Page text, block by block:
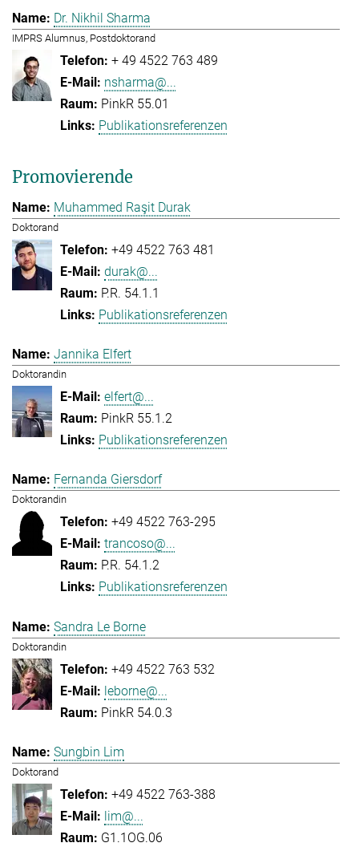
Dr. Nikhil Sharma
IMPRS Alumnus, Postdoktorand
+ 49 4522 763 489
nsharma@...
PinkR 55.01
Publikationsreferenzen
Promovierende
Muhammed Raşit Durak
Doktorand
+49 4522 763 481
durak@...
P.R. 54.1.1
Publikationsreferenzen
Jannika Elfert
Doktorandin
elfert@...
PinkR 55.1.2
Publikationsreferenzen
Fernanda Giersdorf
Doktorandin
+49 4522 763-295
trancoso@...
P.R. 54.1.2
Publikationsreferenzen
Sandra Le Borne
Doktorandin
+49 4522 763 532
leborne@...
PinkR 54.0.3
Sungbin Lim
Doktorand
+49 4522 763-388
lim@...
G1.1OG.06